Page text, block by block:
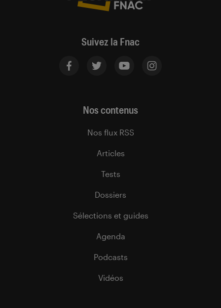
Suivez la Fnac
Nos contenus
Nos flux RSS
Articles
Tests
Dossiers
Sélections et guides
Agenda
Podcasts
Vidéos